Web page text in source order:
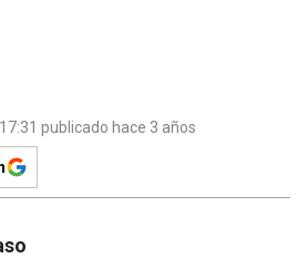
publicado hace 3 años